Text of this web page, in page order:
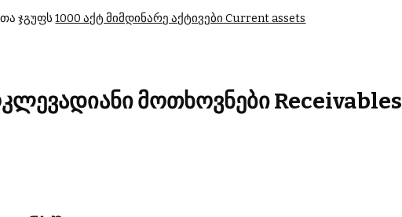
ჯგუფს 1000 აქტ მიმდინარე აქტივები Current assets
მოთხოვნები Receivables